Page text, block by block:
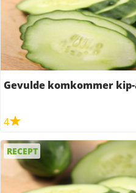
Gevulde komkommer
4
RECEPT